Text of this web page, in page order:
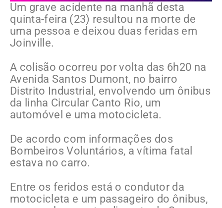
Um grave acidente na manhã desta
quinta-feira (23) resultou na morte de
uma pessoa e deixou duas feridas em
Joinville.
A colisão ocorreu por volta das 6h20 na
Avenida Santos Dumont, no bairro
Distrito Industrial, envolvendo um ônibus
da linha Circular Canto Rio, um
automóvel e uma motocicleta.
De acordo com informações dos
Bombeiros Voluntários, a vítima fatal
estava no carro.
Entre os feridos está o condutor da
motocicleta e um passageiro do ônibus,